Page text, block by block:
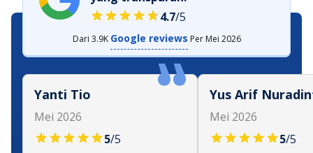
4.7/5
Dari 3.9K Google reviews Per Mei 2026
Yanti Tio
Mei 2026
5/5
Yus Arif
Mei 2026
5/5